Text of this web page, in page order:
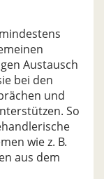
Austausch
bei den
und
So
wie z. B.
aus dem